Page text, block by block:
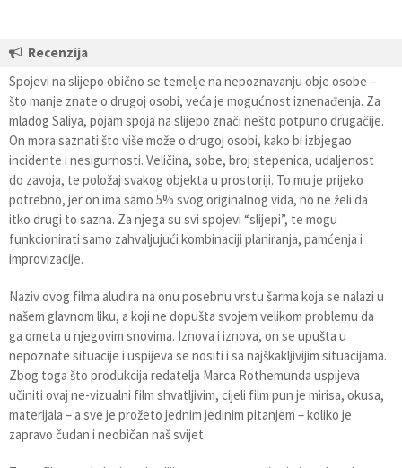
Recenzija
Spojevi na slijepo obično se temelje na nepoznavanju obje osobe –
što manje znate o drugoj osobi, veća je mogućnost iznenađenja. Za
mladog Saliya, pojam spoja na slijepo znači nešto potpuno drugačije.
On mora saznati što više može o drugoj osobi, kako bi izbjegao
incidente i nesigurnosti. Veličina, sobe, broj stepenica, udaljenost
do zavoja, te položaj svakog objekta u prostoriji. To mu je prijeko
potrebno, jer on ima samo 5% svog originalnog vida, no ne želi da
itko drugi to sazna. Za njega su svi spojevi “slijepi”, te mogu
funkcionirati samo zahvaljujući kombinaciji planiranja, pamćenja i
improvizacije.
Naziv ovog filma aludira na onu posebnu vrstu šarma koja se nalazi u
našem glavnom liku, a koji ne dopušta svojem velikom problemu da
ga ometa u njegovim snovima. Iznova i iznova, on se upušta u
nepoznate situacije i uspijeva se nositi i sa najškakljivijim situacijama.
Zbog toga što produkcija redatelja Marca Rothemunda uspijeva
učiniti ovaj ne-vizualni film shvatljivim, cijeli film pun je mirisa, okusa,
materijala – a sve je prožeto jednim jedinim pitanjem – koliko je
zapravo čudan i neobičan naš svijet.